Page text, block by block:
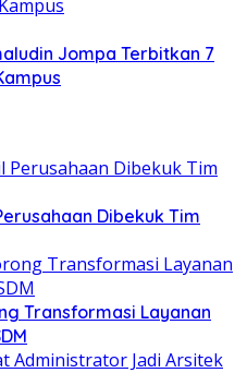
Jompa Terbitkan 7
Dibekuk Tim
Transformasi Layanan